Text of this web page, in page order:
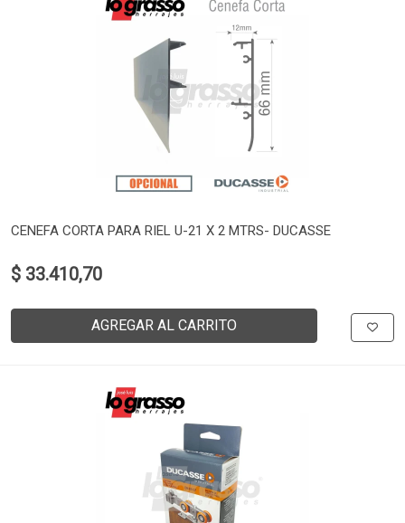
CENEFA CORTA PARA RIEL U-21 X 2 MTRS- DUCASSE
$ 33.410,70
AGREGAR AL CARRITO